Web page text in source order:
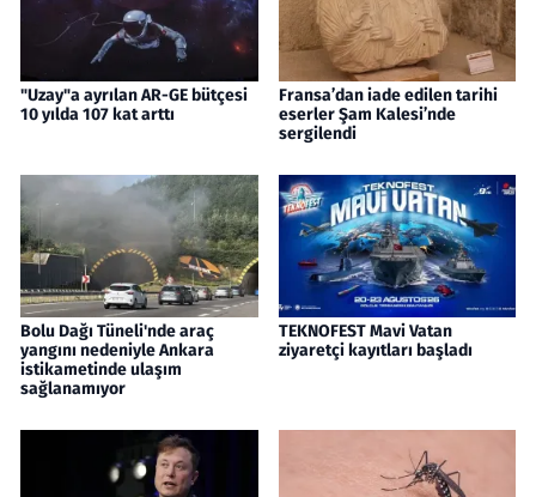
"Uzay"a ayrılan AR-GE bütçesi
10 yılda 107 kat arttı
Fransa’dan iade edilen tarihi
eserler Şam Kalesi’nde
sergilendi
Bolu Dağı Tüneli'nde araç
yangını nedeniyle Ankara
istikametinde ulaşım
sağlanamıyor
TEKNOFEST Mavi Vatan
ziyaretçi kayıtları başladı